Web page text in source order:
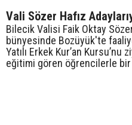
Vali Sözer Hafız
Bilecik Valisi Faik Oktay
bünyesinde Bozüyük'te
Yatılı Erkek Kur’an Kursu’nu
eğitimi gören öğrencilerle bir